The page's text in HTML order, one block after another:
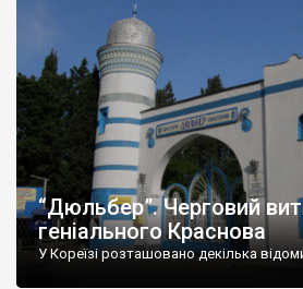
“Дюльбер”. Черговий
геніального Краснова
У Кореїзі розташовано декілька